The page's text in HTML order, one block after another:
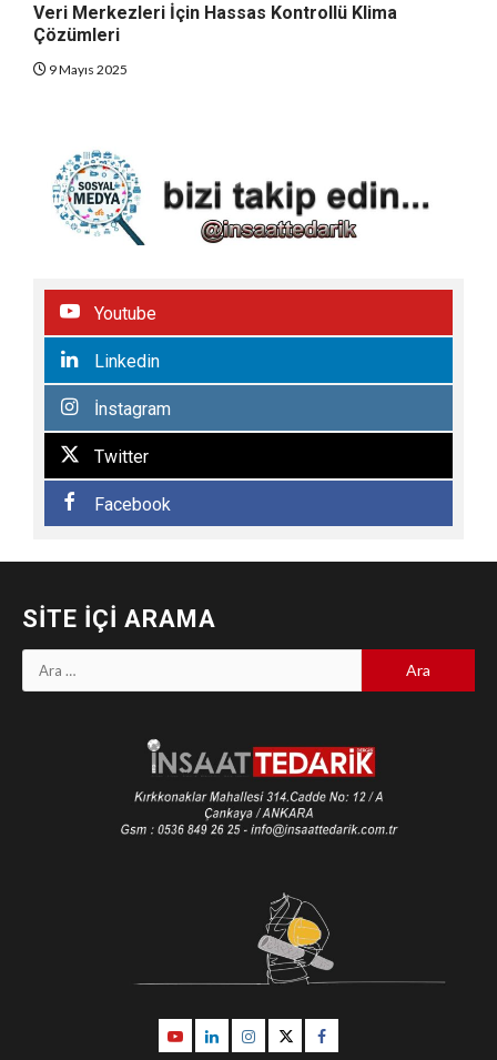
Veri Merkezleri İçin Hassas Kontrollü Klima
Çözümleri
9 Mayıs 2025
Youtube
Linkedin
İnstagram
Twitter
Facebook
SITE İÇI ARAMA
Arama:
YoutubeLinkedinİnstagram
TwitterFacebook